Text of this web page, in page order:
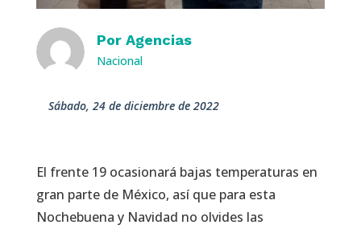
Por Agencias
Nacional
sábado, 24 de diciembre de 2022
El frente 19 ocasionará bajas temperaturas en
gran parte de México, así que para esta
Nochebuena y Navidad no olvides las